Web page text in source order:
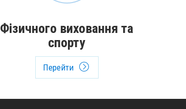
Фізичного виховання та
спорту
Перейти